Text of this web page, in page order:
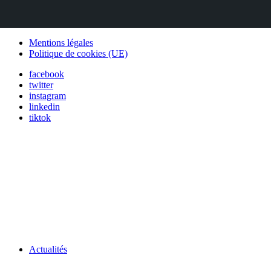
Mentions légales
Politique de cookies (UE)
facebook
twitter
instagram
linkedin
tiktok
Actualités